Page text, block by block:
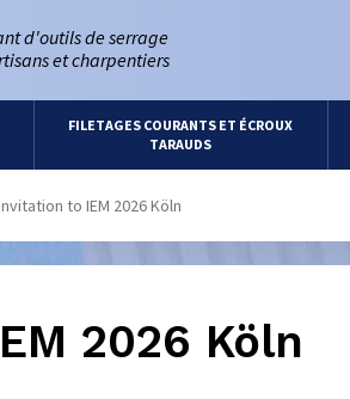
d'outils de serrage
et charpentiers
FILETAGES COURANTS ET ÉCROUX
TARAUDS
to IEM 2026 Köln
2026 Köln